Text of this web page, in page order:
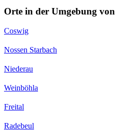
Orte in der Umgebung
Coswig
Nossen Starbach
Niederau
Weinböhla
Freital
Radebeul